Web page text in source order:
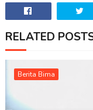
RELATED
Berita Bima